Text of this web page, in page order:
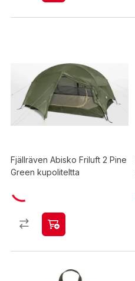
Fjällräven Abisko Friluft 2 Pine
Green kupoliteltta